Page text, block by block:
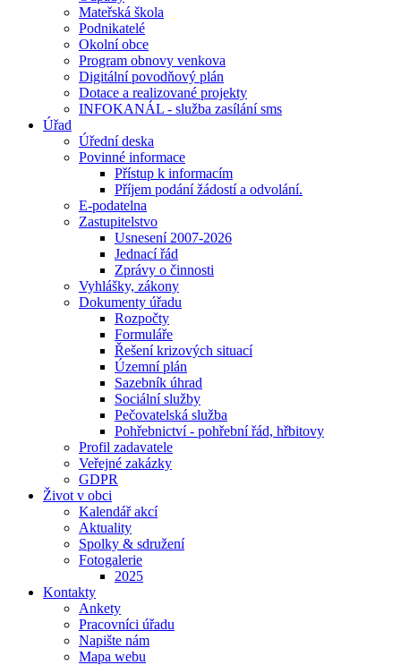
Mateřská škola
Podnikatelé
Okolní obce
Program obnovy venkova
Digitální povodňový plán
Dotace a realizované projekty
INFOKANÁL - služba zasílání sms
Úřad
Úřední deska
Povinné informace
Přístup k informacím
Příjem podání žádostí a odvolání.
E-podatelna
Zastupitelstvo
Usnesení 2007-2026
Jednací řád
Zprávy o činnosti
Vyhlášky, zákony
Dokumenty úřadu
Rozpočty
Formuláře
Řešení krizových situací
Územní plán
Sazebník úhrad
Sociální služby
Pečovatelská služba
Pohřebnictví - pohřební řád, hřbitovy
Profil zadavatele
Veřejné zakázky
GDPR
Život v obci
Kalendář akcí
Aktuality
Spolky & sdružení
Fotogalerie
2025
Kontakty
Ankety
Pracovníci úřadu
Napište nám
Mapa webu